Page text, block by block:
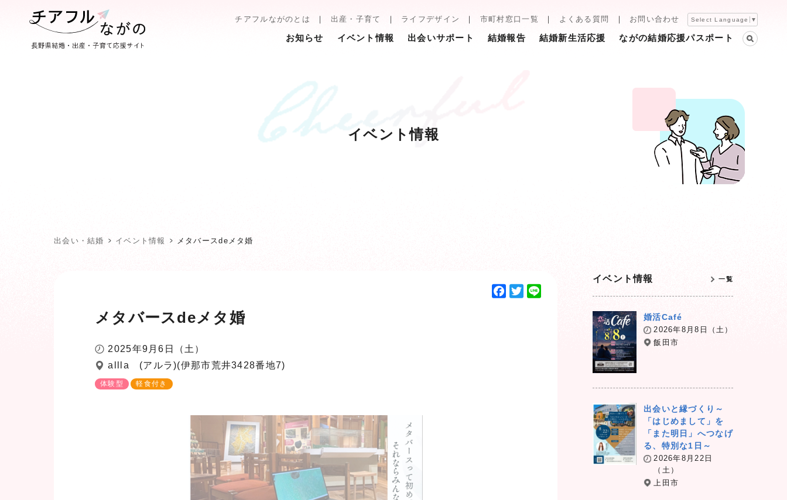
チアフルながのとは 出産・子育て ライフデザイン 市町村窓口一覧 よくある質問 お問い合わせ Select Language ▼
お知らせ イベント情報 出会いサポート 結婚報告 結婚新生活応援 ながの結婚応援パスポート
イベント情報
出会い・結婚 イベント情報 メタバースdeメタ婚
メタバースdeメタ婚
2025年9月6日（土）
allla (アルラ)(伊那市荒井3428番地7)
体験型 軽食付き
F
T
イベント情報 一覧
婚活Café
2026年8月8日（土）
飯田市
出会いと縁づくり～
「はじめまして」を
「また明日」へつなげ
る、特別な1日～
2026年8月22日
（土）
上田市